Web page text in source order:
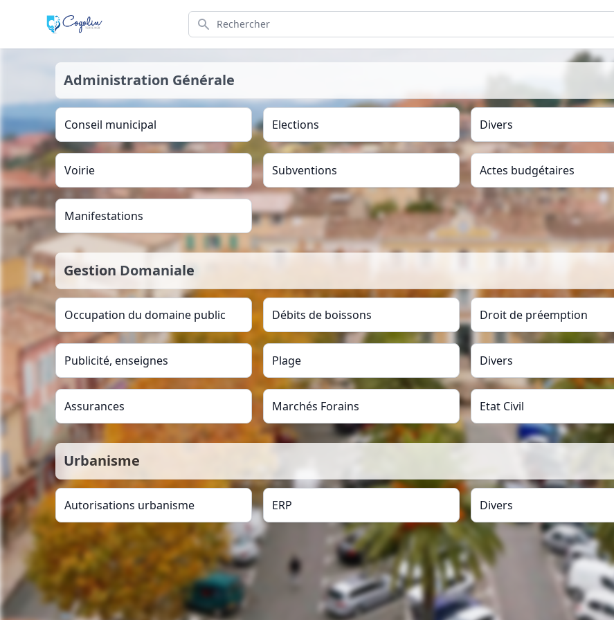
Search
Administration Générale
Conseil municipal Elections Divers
Voirie Subventions Actes budgétaires
Manifestations
Gestion Domaniale
Occupation du domaine public Débits de boissons Droit de préemption
Publicité, enseignes Plage Divers
Assurances Marchés Forains Etat Civil
Urbanisme
Autorisations urbanisme ERP Divers